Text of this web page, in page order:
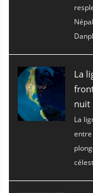
La
nuit
La